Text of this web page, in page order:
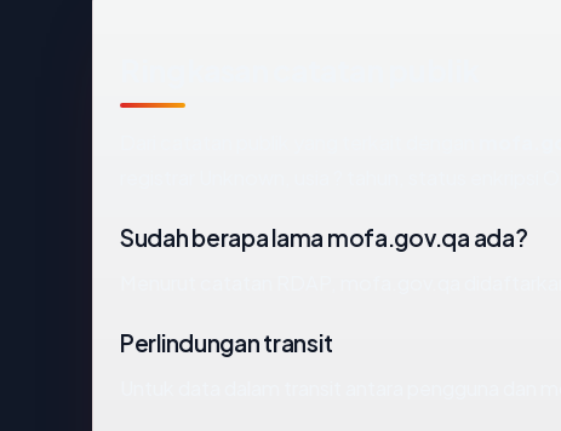
Sudah berapa lama mofa.gov.qa ada?
Perlindungan transit